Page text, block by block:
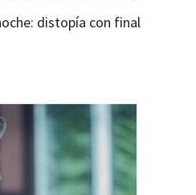
distopía con final